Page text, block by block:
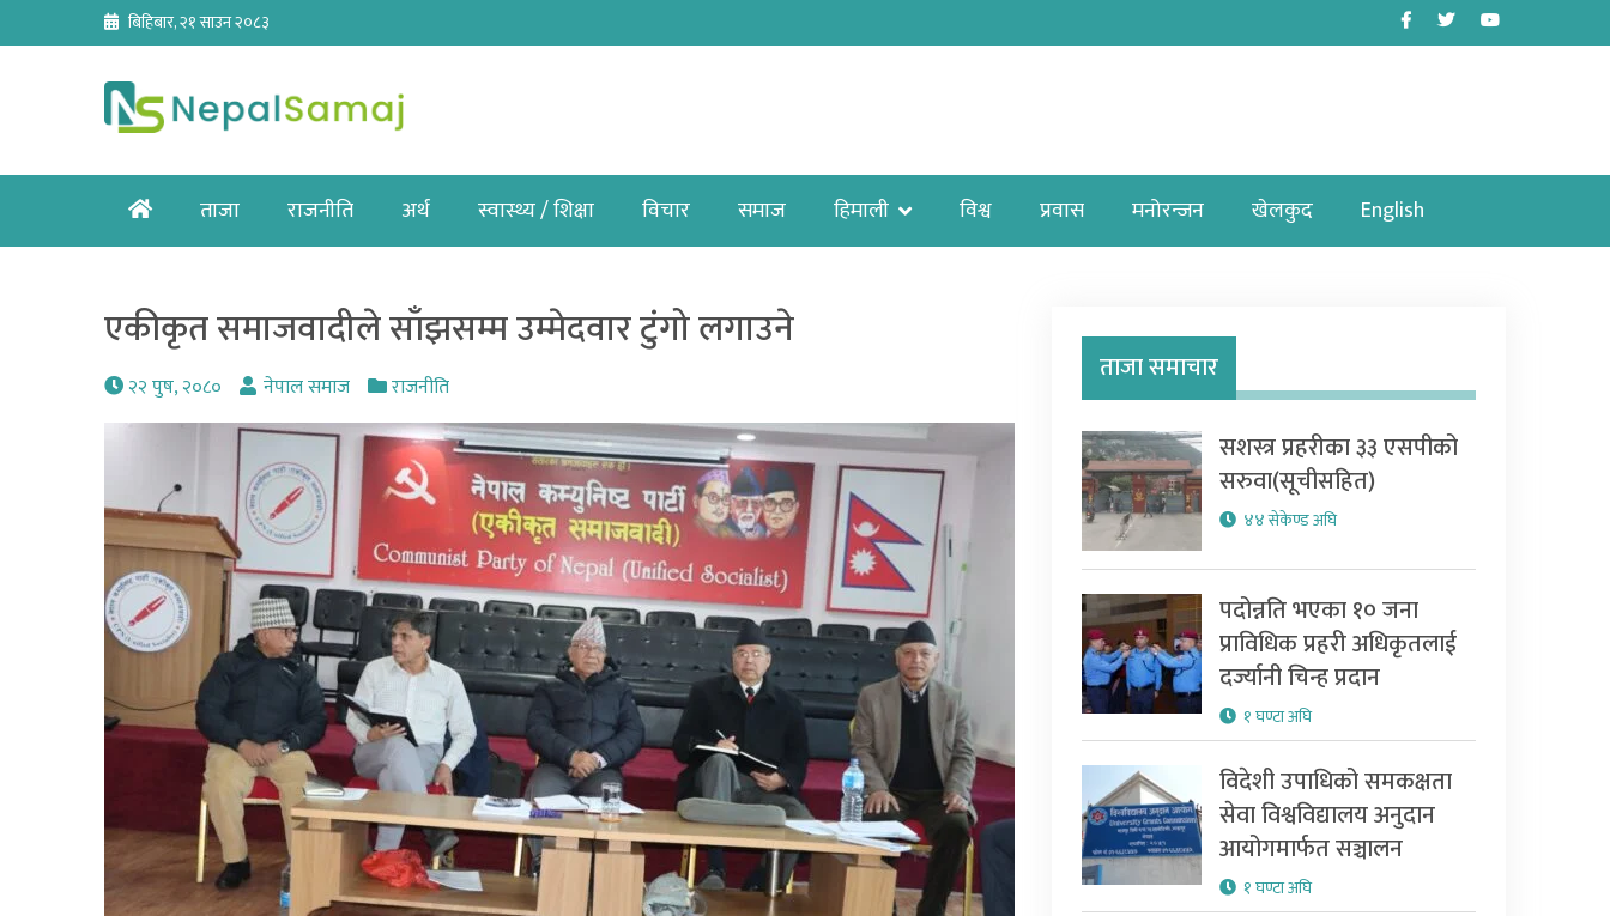
content
बिहिबार, २१ साउन २०८३ Facebook
TwitterYoutube
Homeताजा राजनीति अर्थ स्वास्थ्य / शिक्षा विचार समाज हिमाली विश्व प्रवास मनोरन्जन खेलकुद English
एकीकृत समाजवादीले साँझसम्म उम्मेदवार टुंगो लगाउने
२२ पुष, २०८० नेपाल समाज राजनीति
ताजा समाचार
सशस्त्र प्रहरीका ३३ एसपीको
सरुवा(सूचीसहित)
४४ सेकेण्ड अघि
पदोन्नति भएका १० जना
प्राविधिक प्रहरी अधिकृतलाई
दर्ज्यानी चिन्ह प्रदान
१ घण्टा अघि
विदेशी उपाधिको समकक्षता
सेवा विश्वविद्यालय अनुदान
आयोगमार्फत सञ्चालन
१ घण्टा अघि